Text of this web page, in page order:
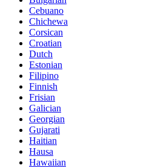
Cebuano
Chichewa
Corsican
Croatian
Dutch
Estonian
Filipino
Finnish
Frisian
Galician
Georgian
Gujarati
Haitian
Hausa
Hawaiian